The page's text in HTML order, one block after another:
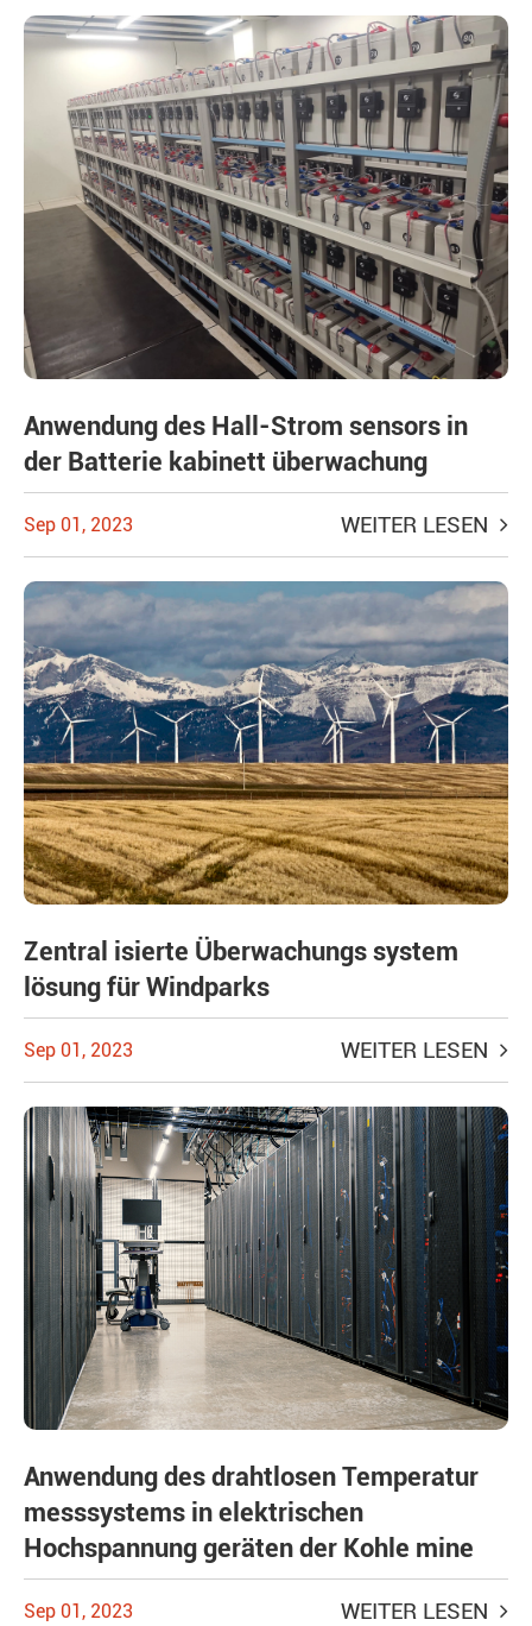
Anwendung des Hall-Strom sensors in
der Batterie kabinett überwachung
Sep 01, 2023 WEITER LESEN
Zentral isierte Überwachungs system
lösung für Windparks
Sep 01, 2023 WEITER LESEN
Anwendung des drahtlosen Temperatur
messsystems in elektrischen
Hochspannung geräten der Kohle mine
Sep 01, 2023 WEITER LESEN